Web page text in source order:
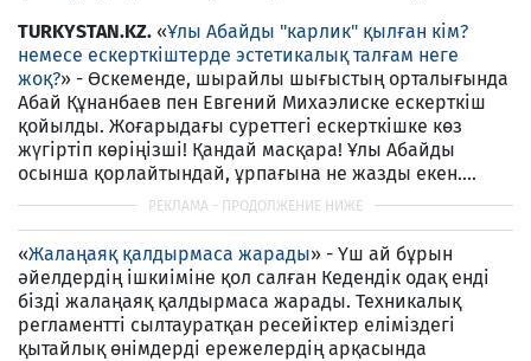
TURKYSTAN.KZ. «Ұлы Абайды "карлик" қылған кім?
немесе ескерткіштерде эстетикалық талғам неге
жоқ?» - Өскеменде, шырайлы шығыстың орталығында
Абай Құнанбаев пен Евгений Михаэлиске ескерткіш
қойылды. Жоғарыдағы суреттегі ескерткішке көз
жүгіртіп көріңізші! Қандай масқара! Ұлы Абайды
осынша қорлайтындай, ұрпағына не жазды екен....
«Жалаңаяқ қалдырмаса жарады» - Үш ай бұрын
әйелдердің ішкиіміне қол салған Кедендік одақ енді
бізді жалаңаяқ қалдырмаса жарады. Техникалық
регламентті сылтауратқан ресейіктер еліміздегі
қытайлық өнімдерді ережелердің арқасында